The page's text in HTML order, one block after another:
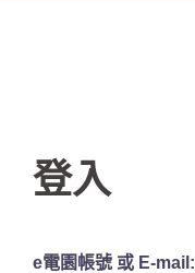
登入
e電園帳號 或 E-mail: